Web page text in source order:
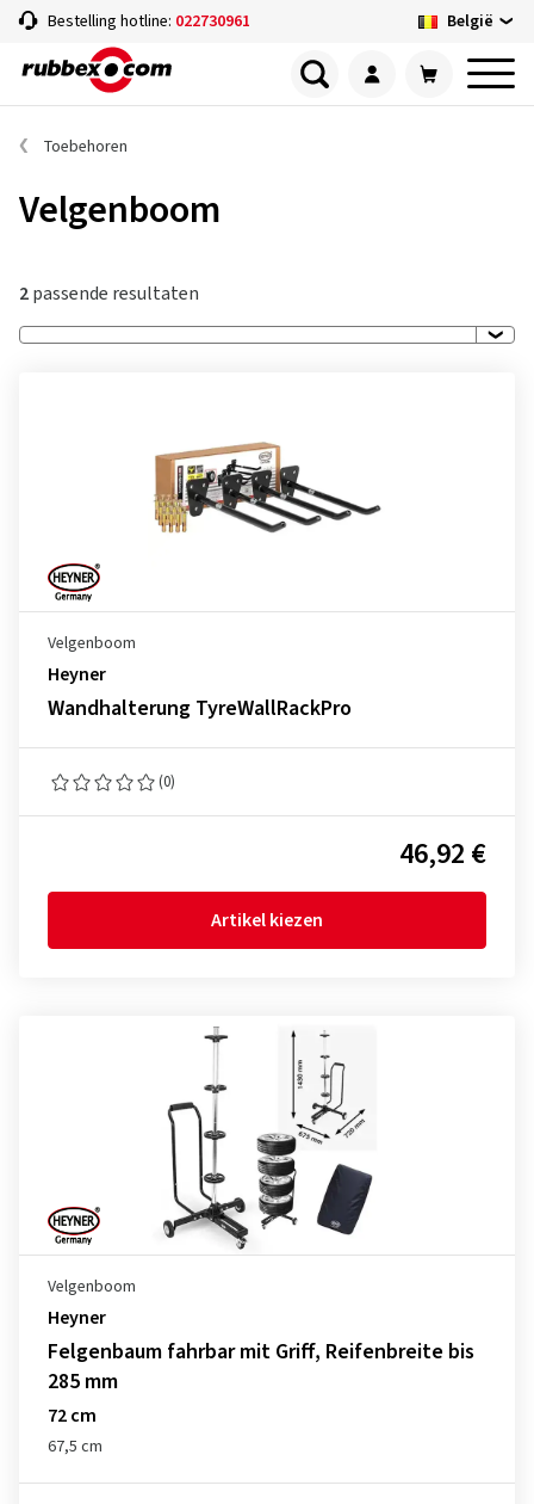
Bestelling hotline: 022730961 België
Toebehoren
Velgenboom
2passende resultaten
Velgenboom
Heyner
Wandhalterung TyreWallRackPro
(0)
46,92 €
Artikel kiezen
Velgenboom
Heyner
Felgenbaum fahrbar mit Griff, Reifenbreite bis
285 mm
72 cm
67,5 cm